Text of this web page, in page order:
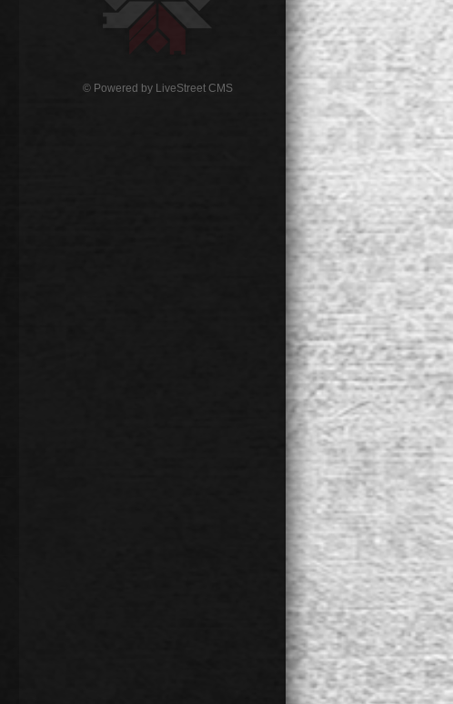
© Powered by LiveStreet CMS